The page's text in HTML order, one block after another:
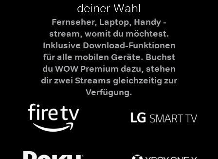
deiner Wahl
Fernseher, Laptop, Handy -
stream, womit du möchtest.
Inklusive Download-Funktionen
für alle mobilen Geräte. Buchst
du WOW Premium dazu, stehen
dir zwei Streams gleichzeitig zur
Verfügung.